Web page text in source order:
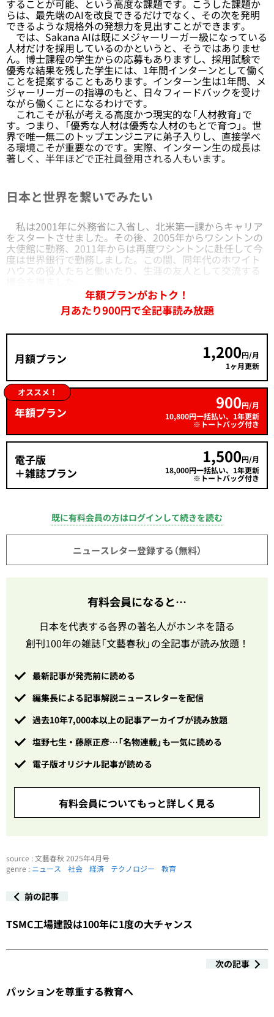
することが可能、という高度な課題です。こうした課題か
らは、最先端のAIを改良できるだけでなく、その次を発明
できるような規格外の発想力を見出すことができます。
では、Sakana AIは既にメジャーリーガー級になっている
人材だけを採用しているのかというと、そうではありませ
ん。博士課程の学生からの応募もありますし、採用試験で
優秀な結果を残した学生には、1年間インターンとして働く
ことを提案することもあります。インターン生は1年間、メ
ジャーリーガーの指導のもと、日々フィードバックを受け
ながら働くことになるわけです。
これこそが私が考える高度かつ現実的な「人材教育」で
す。つまり、「優秀な人材は優秀な人材のもとで育つ」。世
界で唯一無二のトップエンジニアに弟子入りし、直接学べ
る環境こそが重要なのです。実際、インターン生の成長は
著しく、半年ほどで正社員登用される人もいます。
日本と世界を繋いでみたい
私は2001年に外務省に入省し、北米第一課からキャリア
をスタートさせました。その後、2005年からワシントンの
大使館に勤務、2011年からは再度ワシントンに赴任して今
度は世界銀行で勤務しました。この間、同年代のホワイト
ハウスの役人たちと働いたり、生涯の友人として交流する
年額プランがおトク！
月あたり900円で全記事読み放題
月額プラン 1,200円/月
1ヶ月更新
オススメ！
年額プラン 900円/月
10,800円一括払い、1年更新
※トートバッグ付き
電子版
＋雑誌プラン
1,500円/月
18,000円一括払い、1年更新
※トートバッグ付き
既に有料会員の方はログインして続きを読む
ニュースレター登録する（無料）
有料会員になると…
日本を代表する各界の著名人がホンネを語る
創刊100年の雑誌「文藝春秋」の全記事が読み放題！
最新記事が発売前に読める
編集長による記事解説ニュースレターを配信
過去10年7,000本以上の記事アーカイブが読み放題
塩野七生・藤原正彦…「名物連載」も一気に読める
電子版オリジナル記事が読める
有料会員についてもっと詳しく見る
source : 文藝春秋 2025年4月号
genre : ニュース 社会 経済 テクノロジー 教育
前の記事
TSMC工場建設は100年に1度の大チャンス
次の記事
パッションを尊重する教育へ